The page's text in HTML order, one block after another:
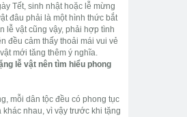
Tết, sinh nhật hoặc lễ mừng
đâu phải là một hình thức bắt
lễ vật cũng vậy, phải hợp tình
đều cảm thấy thoải mái vui vẻ
mới tăng thêm ý nghĩa.
lễ vật nên tìm hiểu phong
mỗi dân tộc đều có phong tục
khác nhau, vì vậy trước khi tặng